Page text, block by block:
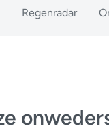
Regenradar